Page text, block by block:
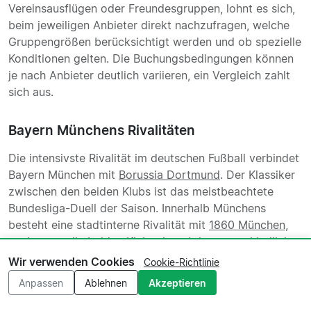
Vereinsausflügen oder Freundesgruppen, lohnt es sich,
beim jeweiligen Anbieter direkt nachzufragen, welche
Gruppengrößen berücksichtigt werden und ob spezielle
Konditionen gelten. Die Buchungsbedingungen können
je nach Anbieter deutlich variieren, ein Vergleich zahlt
sich aus.
Bayern Münchens Rivalitäten
Die intensivste Rivalität im deutschen Fußball verbindet
Bayern München mit Borussia Dortmund. Der Klassiker
zwischen den beiden Klubs ist das meistbeachtete
Bundesliga-Duell der Saison. Innerhalb Münchens
besteht eine stadtinterne Rivalität mit 1860 München
auch wenn die beiden Klubs derzeit in unterschiedlichen
Ligen spielen. Auf europäischer Ebene zählen Duelle mit
Real MadridundManchester Cityzu den am stärksten
erwarteten Begegnungen im Champions-League-
Wir verwenden Cookies
Cookie-Richtlinie
Anpassen
Ablehnen Akzeptieren